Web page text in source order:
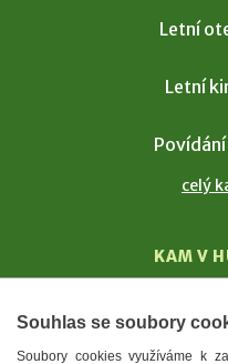
Letní
Letní
celý
KAM V
T.
Souhlas se soubory
Soubory cookies využíváme k